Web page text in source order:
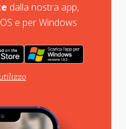
dalla nostra app,
e per Windows